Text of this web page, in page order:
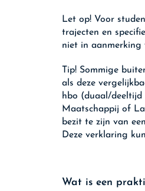
Let op! Voor
trajecten en
niet in aanmerking
Tip! Sommige
als deze
hbo (duaal/deeltijd
Maatschappij of
bezit te zijn van
Deze verklaring
Wat is een